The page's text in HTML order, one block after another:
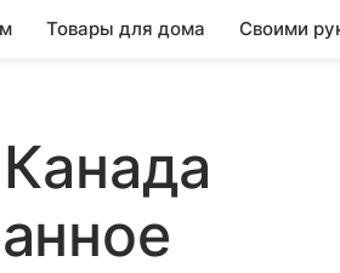
Товары для дома Своими